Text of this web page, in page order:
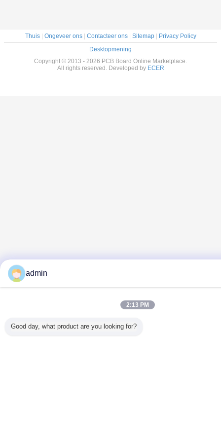
Thuis| Ongeveer ons| Contacteer ons| Sitemap| Privacy Policy
Desktopmening
Copyright © 2013 - 2026 PCB Board Online Marketplace.
All rights reserved. Developed by ECER
admin
2:13 PM
Good day, what product are you looking for?